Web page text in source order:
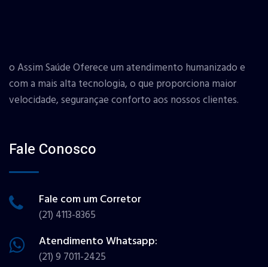
o Assim Saúde Oferece um atendimento humanizado e
com a mais alta tecnologia, o que proporciona maior
velocidade, segurançae conforto aos nossos clientes.
Fale Conosco
Fale com um Corretor
(21) 4113-8365
Atendimento Whatsapp:
(21) 9 7011-2425